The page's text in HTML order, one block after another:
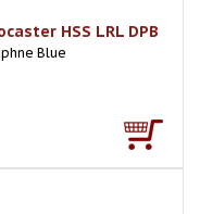
HSS LRL DPB
Blue